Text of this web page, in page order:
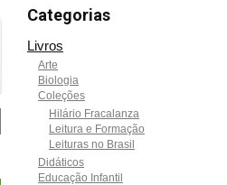
Categorias
Livros
Arte
Biologia
Coleções
Hilário Fracalanza
Leitura e Formação
Leituras no Brasil
Didáticos
Educação Infantil